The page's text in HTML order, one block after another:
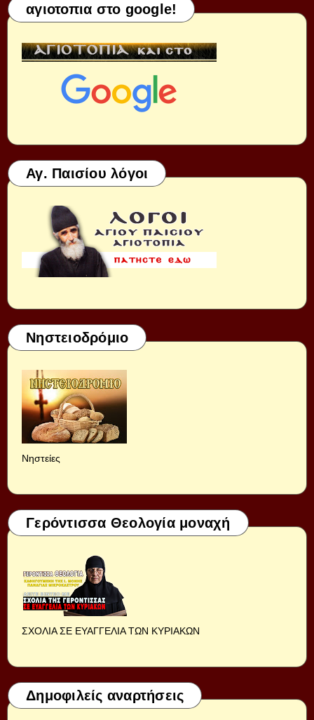
αγιοτοπια στο google!
Αγ. Παισίου λόγοι
Νηστειοδρόμιο
Νηστείες
Γερόντισσα Θεολογία μοναχή
ΣΧΟΛΙΑ ΣΕ ΕΥΑΓΓΕΛΙΑ ΤΩΝ ΚΥΡΙΑΚΩΝ
Δημοφιλείς αναρτήσεις